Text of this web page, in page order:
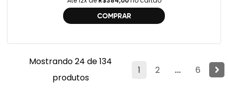
COMPRAR
1 2 ... 6
Mostrando 24 de 134
produtos